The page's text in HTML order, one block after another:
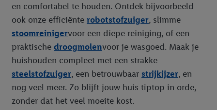
en comfortabel te houden. Ontdek bijvoorbeeld
ook onze efficiënte robotstofzuiger, slimme
stoomreinigervoor een diepe reiniging, of een
praktische droogmolenvoor je wasgoed. Maak je
huishouden compleet met een strakke
steelstofzuiger, een betrouwbaar strijkijzer, en
nog veel meer. Zo blijft jouw huis tiptop in orde,
zonder dat het veel moeite kost.